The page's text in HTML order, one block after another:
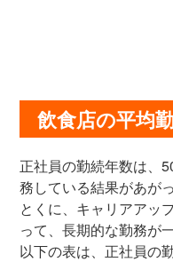
飲食店の平均
正社員の勤続年数は、
務している結果があが
とくに、キャリアアッ
って、長期的な勤務が
以下の表は、正社員の